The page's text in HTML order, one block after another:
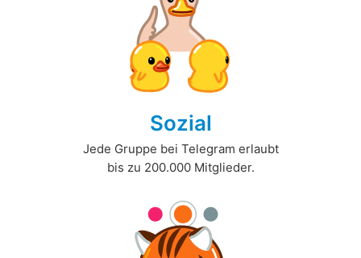
Sozial
Jede Gruppe bei Telegram erlaubt
bis zu 200.000 Mitglieder.